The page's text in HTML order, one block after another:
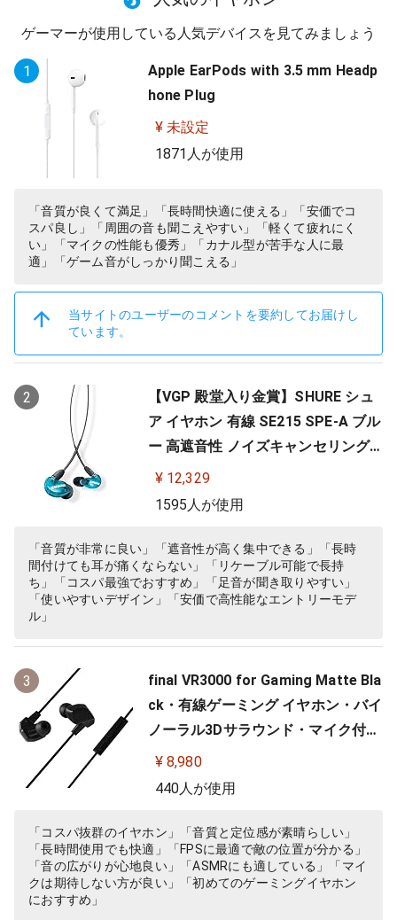
ゲーマーが使用している人気デバイスを見てみましょう
1
Apple EarPods with 3.5 mm Headp
hone Plug
¥ 未設定
1871人が使用
「音質が良くて満足」「長時間快適に使える」「安価でコ
スパ良し」「周囲の音も聞こえやすい」「軽くて疲れにく
い」「マイクの性能も優秀」「カナル型が苦手な人に最
適」「ゲーム音がしっかり聞こえる」
当サイトのユーザーのコメントを要約してお届けし
ています。
2
【VGP 殿堂入り金賞】SHURE シュ
ア イヤホン 有線 SE215 SPE-A ブル
ー 高遮音性 ノイズキャンセリング
ゲーム ゲーミング スペシャルエデ
ィション カナル型 ワイヤレス変換
様 低音強化 配信 音楽 オーディオリ
スニング レコーディング 録音…
¥ 12,329
1595人が使用
「音質が非常に良い」「遮音性が高く集中できる」「長時
間付けても耳が痛くならない」「リケーブル可能で長持
ち」「コスパ最強でおすすめ」「足音が聞き取りやすい」
「使いやすいデザイン」「安価で高性能なエントリーモデ
ル」
3
final VR3000 for Gaming Matte Bla
ck・有線ゲーミング イヤホン・バイ
ノーラル3Dサラウンド・マイク付き
【ゲーム/VR/バイノーラル/ASMR /
360オーディオ推奨】
¥ 8,980
440人が使用
「コスパ抜群のイヤホン」「音質と定位感が素晴らしい」
「長時間使用でも快適」「FPSに最適で敵の位置が分かる」
「音の広がりが心地良い」「ASMRにも適している」「マイ
クは期待しない方が良い」「初めてのゲーミングイヤホン
におすすめ」